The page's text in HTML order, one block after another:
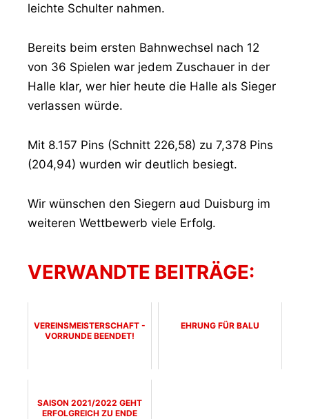
leichte Schulter nahmen.
Bereits beim ersten Bahnwechsel nach 12
von 36 Spielen war jedem Zuschauer in der
Halle klar, wer hier heute die Halle als Sieger
verlassen würde.
Mit 8.157 Pins (Schnitt 226,58) zu 7,378 Pins
(204,94) wurden wir deutlich besiegt.
Wir wünschen den Siegern aud Duisburg im
weiteren Wettbewerb viele Erfolg.
VERWANDTE BEITRÄGE:
VEREINSMEISTERSCHAFT -
VORRUNDE BEENDET!
EHRUNG FÜR BALU
SAISON 2021/2022 GEHT
ERFOLGREICH ZU ENDE